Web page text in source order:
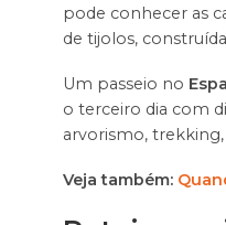
pode conhecer as
de tijolos,
Um passeio no
o terceiro dia com
arvorismo, trekking,
Veja também: